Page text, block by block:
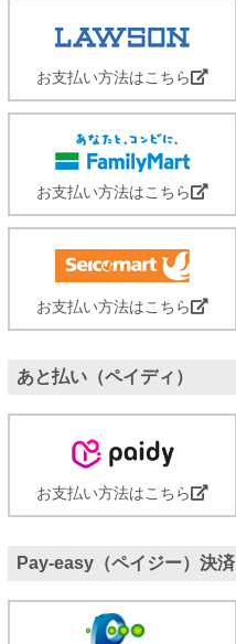
お支払い方法はこちら
お支払い方法はこちら
お支払い方法はこちら
あと払い（ペイディ）
お支払い方法はこちら
Pay-easy（ペイジー）決済